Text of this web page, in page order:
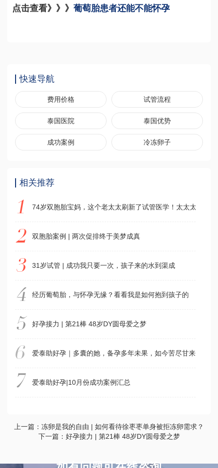
点击查看》》》 葡萄胎患者还能不能怀孕
快速导航
费用价格 试管流程
泰国医院 泰国优势
成功案例 冷冻卵子
相关推荐
74岁双胞胎宝妈，这个老太太刷新了试管医学！太太太牛了！
双胞胎案例 | 两次促排终于美梦成真
31岁试管 | 成功我只要一次，孩子来的水到渠成
经历葡萄胎，与怀孕无缘？看看我是如何抱到孩子的
好孕接力 | 第21棒 48岁DY圆母爱之梦
爱泰助好孕｜多囊的她，备孕多年未果，如今苦尽甘来成功怀
爱泰助好孕|10月份成功案例汇总
上一篇：冻卵是我的自由 | 如何看待徐枣枣单身被拒冻卵需求？
下一篇：好孕接力 | 第21棒 48岁DY圆母爱之梦